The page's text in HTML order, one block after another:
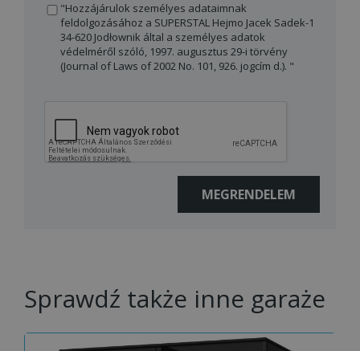
"Hozzájárulok személyes adataimnak
feldolgozásához a SUPERSTAL Hejmo Jacek Sadek-1
34-620 Jodłownik által a személyes adatok
védelméről szóló, 1997. augusztus 29-i törvény
(Journal of Laws of 2002 No. 101, 926. jogcím d.). "
Sprawdź także inne garaże